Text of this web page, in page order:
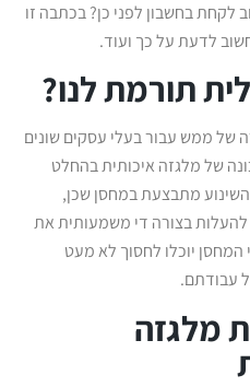
בחשבון לפני כן? בכתבה זו
לדעת על כך ועוד.
תורמת לנו?
של ממש עבור בעלי עסקים שונים
של מלגזה איכותית בהחלט
מתבצעת במחסן שכן,
להעלות בצורה די משמעותית את
יוכלו לחסוך לא מעט
עבודתם.
מלגזה